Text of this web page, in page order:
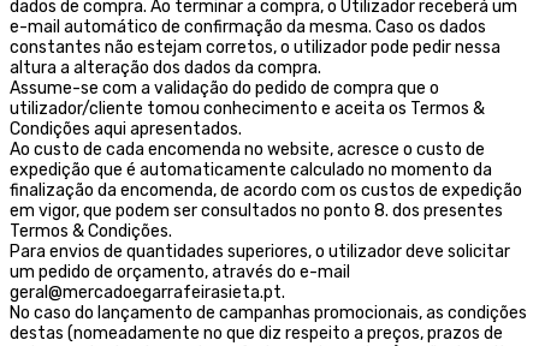
dados de compra. Ao terminar a compra, o Utilizador receberá um
e-mail automático de confirmação da mesma. Caso os dados
constantes não estejam corretos, o utilizador pode pedir nessa
altura a alteração dos dados da compra.
Assume-se com a validação do pedido de compra que o
utilizador/cliente tomou conhecimento e aceita os Termos &
Condições aqui apresentados.
Ao custo de cada encomenda no website, acresce o custo de
expedição que é automaticamente calculado no momento da
finalização da encomenda, de acordo com os custos de expedição
em vigor, que podem ser consultados no ponto 8. dos presentes
Termos & Condições.
Para envios de quantidades superiores, o utilizador deve solicitar
um pedido de orçamento, através do e-mail
geral@mercadoegarrafeirasieta.pt.
No caso do lançamento de campanhas promocionais, as condições
destas (nomeadamente no que diz respeito a preços, prazos de